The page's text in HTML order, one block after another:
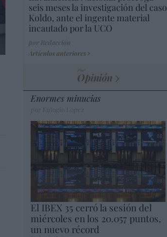
seis meses la investigación del caso
Koldo, ante el ingente material
incautado por la UCO
Artículos anteriores
Opinión
Enormes minucias
El IBEX 35 cerró la sesión del
miércoles en los 20.057 puntos,
un nuevo récord